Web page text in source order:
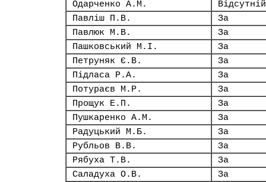
Одарченко А.М.
Відсутній
Павліш П.В.
За
Павлюк М.В.
За
Пашковський М.І.
За
Петруняк Є.В.
За
Підласа Р.А.
За
Потураєв М.Р.
За
Прощук Е.П.
За
Пушкаренко А.М.
За
Радуцький М.Б.
За
Рубльов В.В.
За
Рябуха Т.В.
За
Саладуха О.В.
За